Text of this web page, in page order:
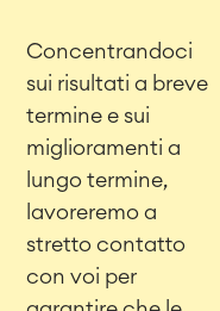
Concentrandoci
sui risultati a breve
termine e sui
miglioramenti a
lungo termine,
lavoreremo a
stretto contatto
con voi per